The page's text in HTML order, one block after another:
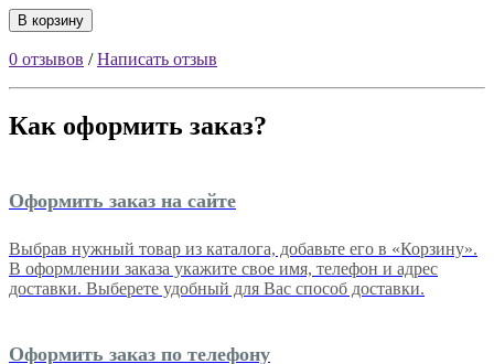
В корзину
0 отзывов /Написать отзыв
Как оформить заказ?
Оформить заказ на сайте
Выбрав нужный товар из каталога, добавьте его в «Корзину».
В оформлении заказа укажите свое имя, телефон и адрес
доставки. Выберете удобный для Вас способ доставки.
Оформить заказ по телефону